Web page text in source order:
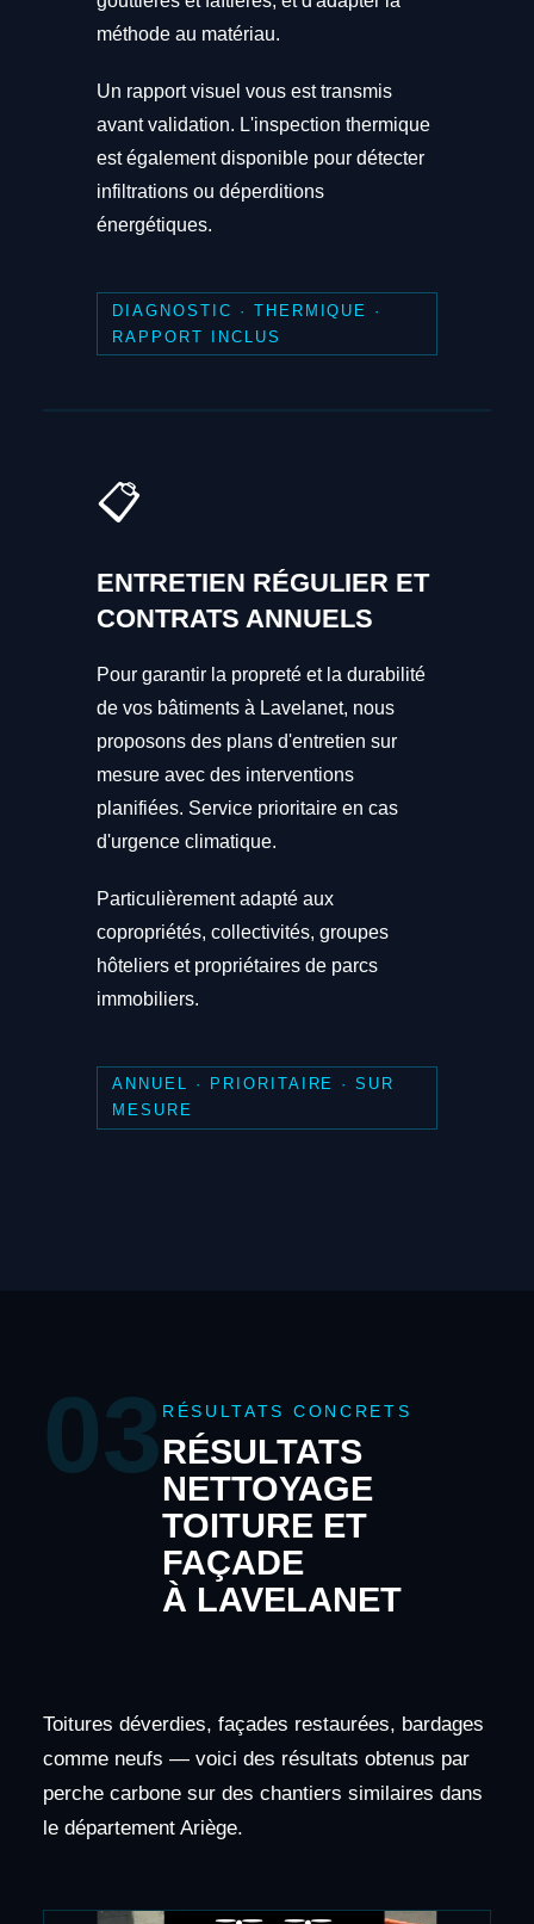
méthode au matériau.
Un rapport visuel vous est transmis
avant validation. L'inspection thermique
est également disponible pour détecter
infiltrations ou déperditions
énergétiques.
DIAGNOSTIC · THERMIQUE ·
RAPPORT INCLUS
📋
ENTRETIEN RÉGULIER ET
CONTRATS ANNUELS
Pour garantir la propreté et la durabilité
de vos bâtiments à Lavelanet, nous
proposons des plans d'entretien sur
mesure avec des interventions
planifiées. Service prioritaire en cas
d'urgence climatique.
Particulièrement adapté aux
copropriétés, collectivités, groupes
hôteliers et propriétaires de parcs
immobiliers.
ANNUEL · PRIORITAIRE · SUR
MESURE
03 RÉSULTATS CONCRETS
RÉSULTATS
NETTOYAGE
TOITURE ET
FAÇADE
À LAVELANET
Toitures déverdies, façades restaurées, bardages
comme neufs — voici des résultats obtenus par
perche carbone sur des chantiers similaires dans
le département Ariège.